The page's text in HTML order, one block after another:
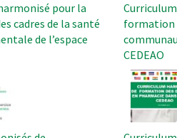
pour la
cadres de la santé
de l’espace
formation
CEDEAO
Image